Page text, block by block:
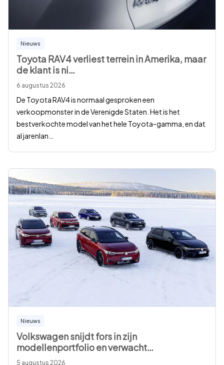
Nieuws
Toyota RAV4 verliest terrein in Amerika, maar
de klant is ni…
6 augustus 2026
De Toyota RAV4 is normaal gesproken een
verkoopmonster in de Verenigde Staten. Het is het
bestverkochte model van het hele Toyota-gamma, en dat
al jarenlan
Nieuws
Volkswagen snijdt fors in zijn
modellenportfolio en verwacht…
5 augustus 2026